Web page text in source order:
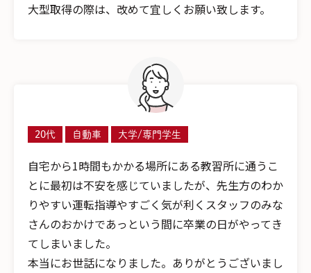
大型取得の際は、改めて宜しくお願い致します。
20代 自動車 大学/専門学生
自宅から1時間もかかる場所にある教習所に通うこ
とに最初は不安を感じていましたが、先生方のわか
りやすい運転指導やすごく気が利くスタッフのみな
さんのおかけであっという間に卒業の日がやってき
てしまいました。
本当にお世話になりました。ありがとうございまし